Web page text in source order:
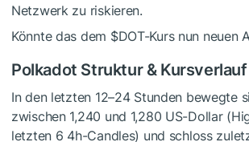
Netzwerk zu riskieren.
Könnte das dem $DOT-Kurs nun neuen
Polkadot Struktur & Kursverlauf
In den letzten 12–24 Stunden bewegte
zwischen 1,240 und 1,280 US-Dollar
letzten 6 4h-Candles) und schloss